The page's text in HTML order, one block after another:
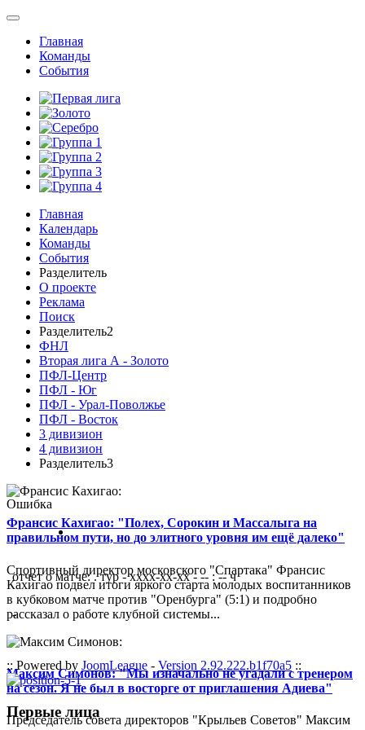
Главная
Команды
События
Главная
Календарь
Команды
События
Разделитель
О проекте
Реклама
Поиск
Разделитель2
ФНЛ
Вторая лига А - Золото
ПФЛ-Центр
ПФЛ - Юг
ПФЛ - Урал-Поволжье
ПФЛ - Восток
3 дивизион
4 дивизион
Разделитель3
Франсис Кахигао: "Полех, Сорокин и Массалыга на
правильном пути, но до элитного уровня им ещё далеко"
Спортивный директор московского "Спартака" Франсис
Кахигао подвел итоги яркого старта молодых воспитанников
в кубковом матче против "Оренбурга" (5:1) и подробно
рассказал о работе клубной системы...
Максим Симонов: "Мы изначально не угадали с тренером
на сезон. Я не был в восторге от приглашения Адиева"
Председатель совета директоров "Крыльев Советов" Максим
Ошибка
отчет о матче: . тур - xxxx-xx-xx - -- : -- ч
-
:: Powered by JoomLeague - Version 2.92.222.b1f70a5 ::
Первые лица